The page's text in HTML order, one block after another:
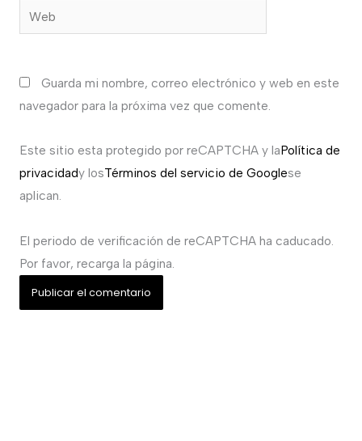
Web
Guarda mi nombre, correo electrónico y web en este
navegador para la próxima vez que comente.
Este sitio esta protegido por reCAPTCHA y laPolítica de
privacidady losTérminos del servicio de Googlese
aplican.
El periodo de verificación de reCAPTCHA ha caducado.
Por favor, recarga la página.